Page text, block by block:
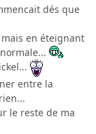
dés que
en éteignant
entre la
le reste de ma